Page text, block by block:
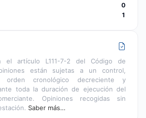
0
1
el artículo L111-7-2 del Código de
están sujetas a un control,
orden cronológico decreciente y
toda la duración de ejecución del
Opiniones recogidas sin
Saber más…